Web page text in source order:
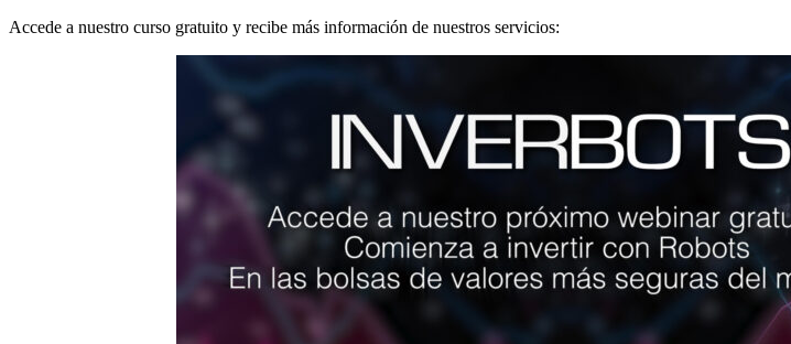
Accede a nuestro curso gratuito y recibe más información de nuestros servicios: